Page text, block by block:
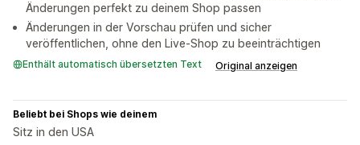
Änderungen perfekt zu deinem Shop passen
Änderungen in der Vorschau prüfen und sicher
veröffentlichen, ohne den Live-Shop zu beeinträchtigen
Enthält automatisch übersetzten Text Original anzeigen
Beliebt bei Shops wie deinem
Sitz in den USA